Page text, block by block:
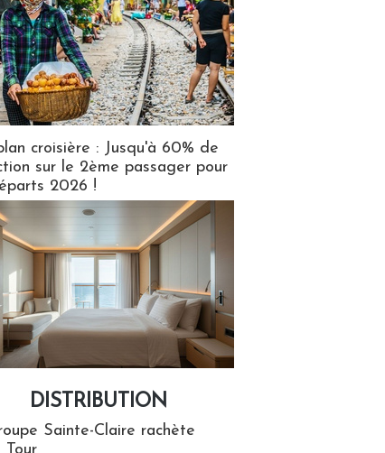
croisière : Jusqu'à 60% de
sur le 2ème passager pour
2026 !
DISTRIBUTION
Sainte-Claire rachète